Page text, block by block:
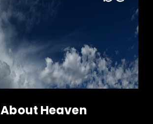
About Heaven